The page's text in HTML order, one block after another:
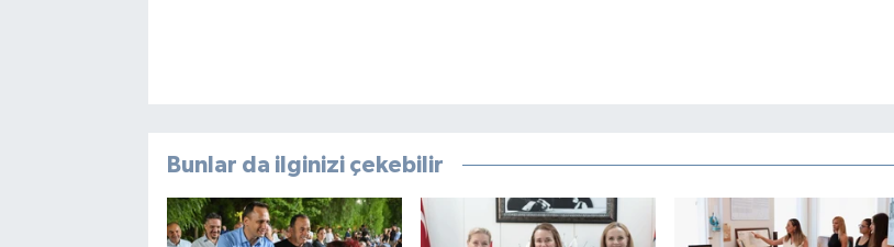
Bunlar da ilginizi çekebilir